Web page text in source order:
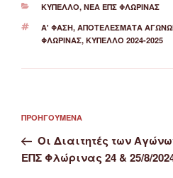
ΚΑΤΗΓΟΡΊΕΣ
ΚΎΠΕΛΛΟ, ΝΈΑ ΕΠΣ ΦΛΏΡΙΝΑΣ
ΕΤΙΚΈΤΕΣ
Α' ΦΆΣΗ, ΑΠΟΤΕΛΈΣΜΑΤΑ
ΦΛΏΡΙΝΑΣ, ΚΎΠΕΛΛΟ 2024-2025
άρθρων
Προηγούμενο
άρθρο
ΠΡΟΗΓΟΎΜΕΝΑ
Οι Διαιτητές των
ΕΠΣ Φλώρινας 24 & 25/8/